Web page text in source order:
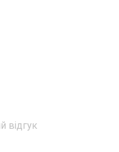
відгук